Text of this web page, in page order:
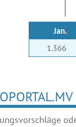
Jan.
1.366